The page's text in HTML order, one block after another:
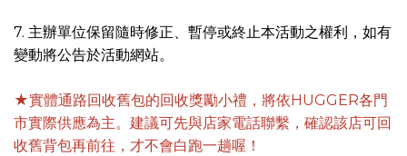
7. 主辦單位保留隨時修正、暫停或終止本活動之權利，如有
變動將公告於活動網站。
★實體通路回收舊包的回收獎勵小禮，將依HUGGER各門
市實際供應為主。建議可先與店家電話聯繫，確認該店可回
收舊背包再前往，才不會白跑一趟喔！